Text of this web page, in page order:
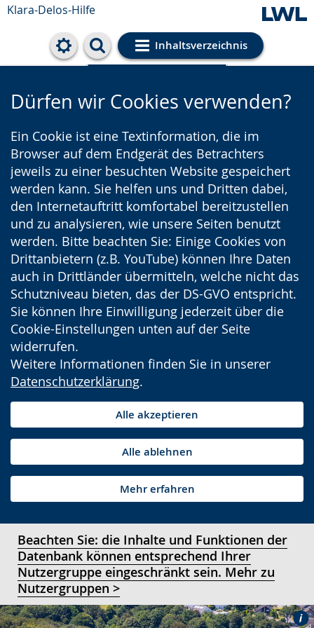
Klara-Delos-Hilfe
Inhaltsverzeichnis
Cookie-Einstellungen
Dürfen wir Cookies verwenden?
Ein Cookie ist eine Textinformation, die im
Browser auf dem Endgerät des Betrachters
jeweils zu einer besuchten Website gespeichert
werden kann. Sie helfen uns und Dritten dabei,
den Internetauftritt komfortabel bereitzustellen
und zu analysieren, wie unsere Seiten benutzt
werden. Bitte beachten Sie: Einige Cookies von
Drittanbietern (z.B. YouTube) können Ihre Daten
auch in Drittländer übermitteln, welche nicht das
Schutzniveau bieten, das der DS-GVO entspricht.
Sie können Ihre Einwilligung jederzeit über die
Cookie-Einstellungen unten auf der Seite
widerrufen.
Weitere Informationen finden Sie in unserer
Datenschutzerklärung.
Alle akzeptieren
Alle ablehnen
Mehr erfahren
Beachten Sie: die Inhalte und Funktionen der
Datenbank können entsprechend Ihrer
Nutzergruppe eingeschränkt sein. Mehr zu
Nutzergruppen >